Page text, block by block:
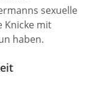
sexuelle
Knicke mit
haben.